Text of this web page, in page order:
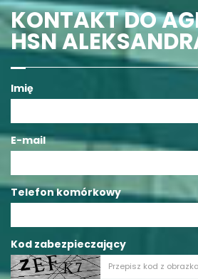
KONTAKT DO
HSN
Imię
E-mail
Telefon komórkowy
Kod zabezpieczający